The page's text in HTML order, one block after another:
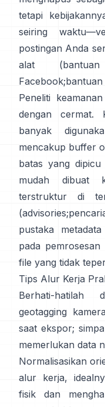
tetapi
seiring
postingan Anda
alat (
Facebook;
Peneliti
dengan cermat.
banyak
mencakup buffer
batas yang
mudah dibuat
terstruktur di
(advisories;
pustaka
pada
file yang tidak
Tips Alur Kerja
Berhati-hatilah
geotagging
saat ekspor;
memerlukan data
Normalisasikan
alur kerja,
fisik dan